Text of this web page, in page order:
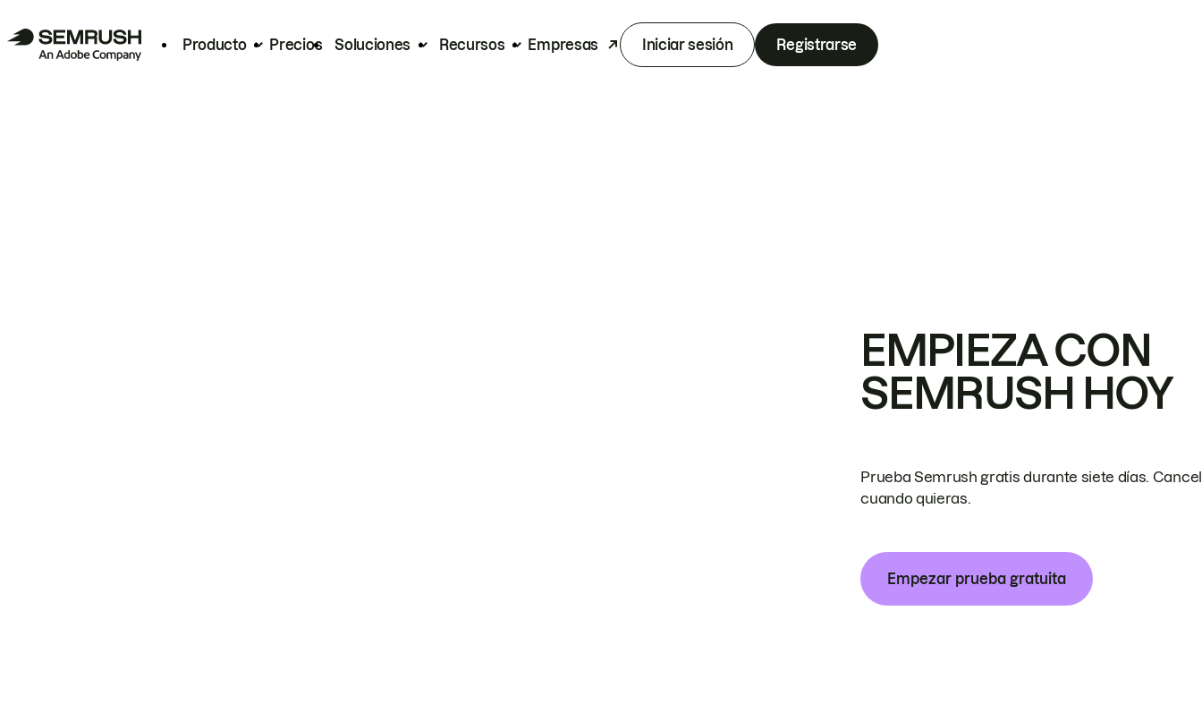
Producto Precios Soluciones Recursos Empresas Iniciar sesión Registrarse
EMPIEZA CON
SEMRUSH HOY
Prueba Semrush gratis durante siete días.
cuando quieras.
Empezar prueba gratuita